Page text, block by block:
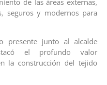
de las áreas externas,
seguros y modernos para
presente junto al alcalde
el profundo valor
la construcción del tejido